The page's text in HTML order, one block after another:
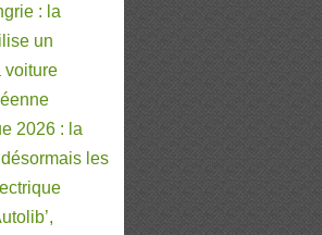
: la
un
voiture
2026 : la
les